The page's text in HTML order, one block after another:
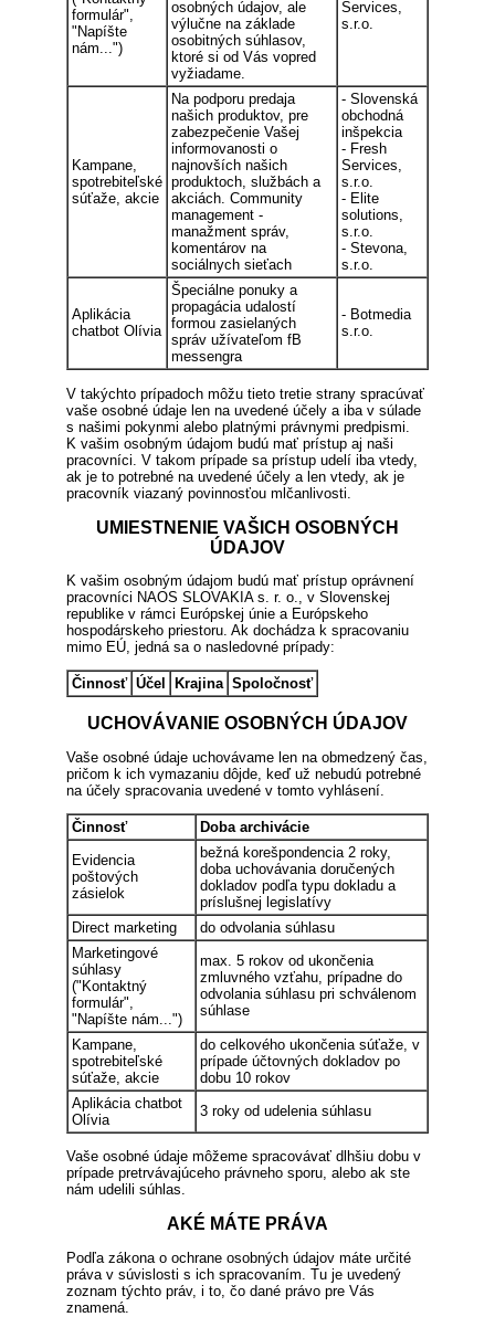
formulár",
"Napíšte
nám...")
osobných údajov, ale
výlučne na základe
osobitných súhlasov,
ktoré si od Vás vopred
vyžiadame.
Services,
s.r.o.
Kampane,
spotrebiteľské
súťaže, akcie
Na podporu predaja
našich produktov, pre
zabezpečenie Vašej
informovanosti o
najnovších našich
produktoch, službách a
akciách. Community
management -
manažment správ,
komentárov na
sociálnych sieťach
- Slovenská
obchodná
inšpekcia
- Fresh
Services,
s.r.o.
- Elite
solutions,
s.r.o.
- Stevona,
s.r.o.
Aplikácia
chatbot Olívia
Špeciálne ponuky a
propagácia udalostí
formou zasielaných
správ užívateľom fB
messengra
- Botmedia
s.r.o.
V takýchto prípadoch môžu tieto tretie strany spracúvať
vaše osobné údaje len na uvedené účely a iba v súlade
s našimi pokynmi alebo platnými právnymi predpismi.
K vašim osobným údajom budú mať prístup aj naši
pracovníci. V takom prípade sa prístup udelí iba vtedy,
ak je to potrebné na uvedené účely a len vtedy, ak je
pracovník viazaný povinnosťou mlčanlivosti.
UMIESTNENIE VAŠICH OSOBNÝCH
ÚDAJOV
K vašim osobným údajom budú mať prístup oprávnení
pracovníci NAOS SLOVAKIA s. r. o., v Slovenskej
republike v rámci Európskej únie a Európskeho
hospodárskeho priestoru. Ak dochádza k spracovaniu
mimo EÚ, jedná sa o nasledovné prípady:
Činnosť Účel Krajina Spoločnosť
UCHOVÁVANIE OSOBNÝCH ÚDAJOV
Vaše osobné údaje uchovávame len na obmedzený čas,
pričom k ich vymazaniu dôjde, keď už nebudú potrebné
na účely spracovania uvedené v tomto vyhlásení.
Činnosť
Doba archivácie
Evidencia
poštových
zásielok
bežná korešpondencia 2 roky,
doba uchovávania doručených
dokladov podľa typu dokladu a
príslušnej legislatívy
Direct marketing
do odvolania súhlasu
Marketingové
súhlasy
("Kontaktný
formulár",
"Napíšte nám...")
max. 5 rokov od ukončenia
zmluvného vzťahu, prípadne do
odvolania súhlasu pri schválenom
súhlase
Kampane,
spotrebiteľské
súťaže, akcie
do celkového ukončenia súťaže, v
prípade účtovných dokladov po
dobu 10 rokov
Aplikácia chatbot
Olívia
3 roky od udelenia súhlasu
Vaše osobné údaje môžeme spracovávať dlhšiu dobu v
prípade pretrvávajúceho právneho sporu, alebo ak ste
nám udelili súhlas.
AKÉ MÁTE PRÁVA
Podľa zákona o ochrane osobných údajov máte určité
práva v súvislosti s ich spracovaním. Tu je uvedený
zoznam týchto práv, i to, čo dané právo pre Vás
znamená.